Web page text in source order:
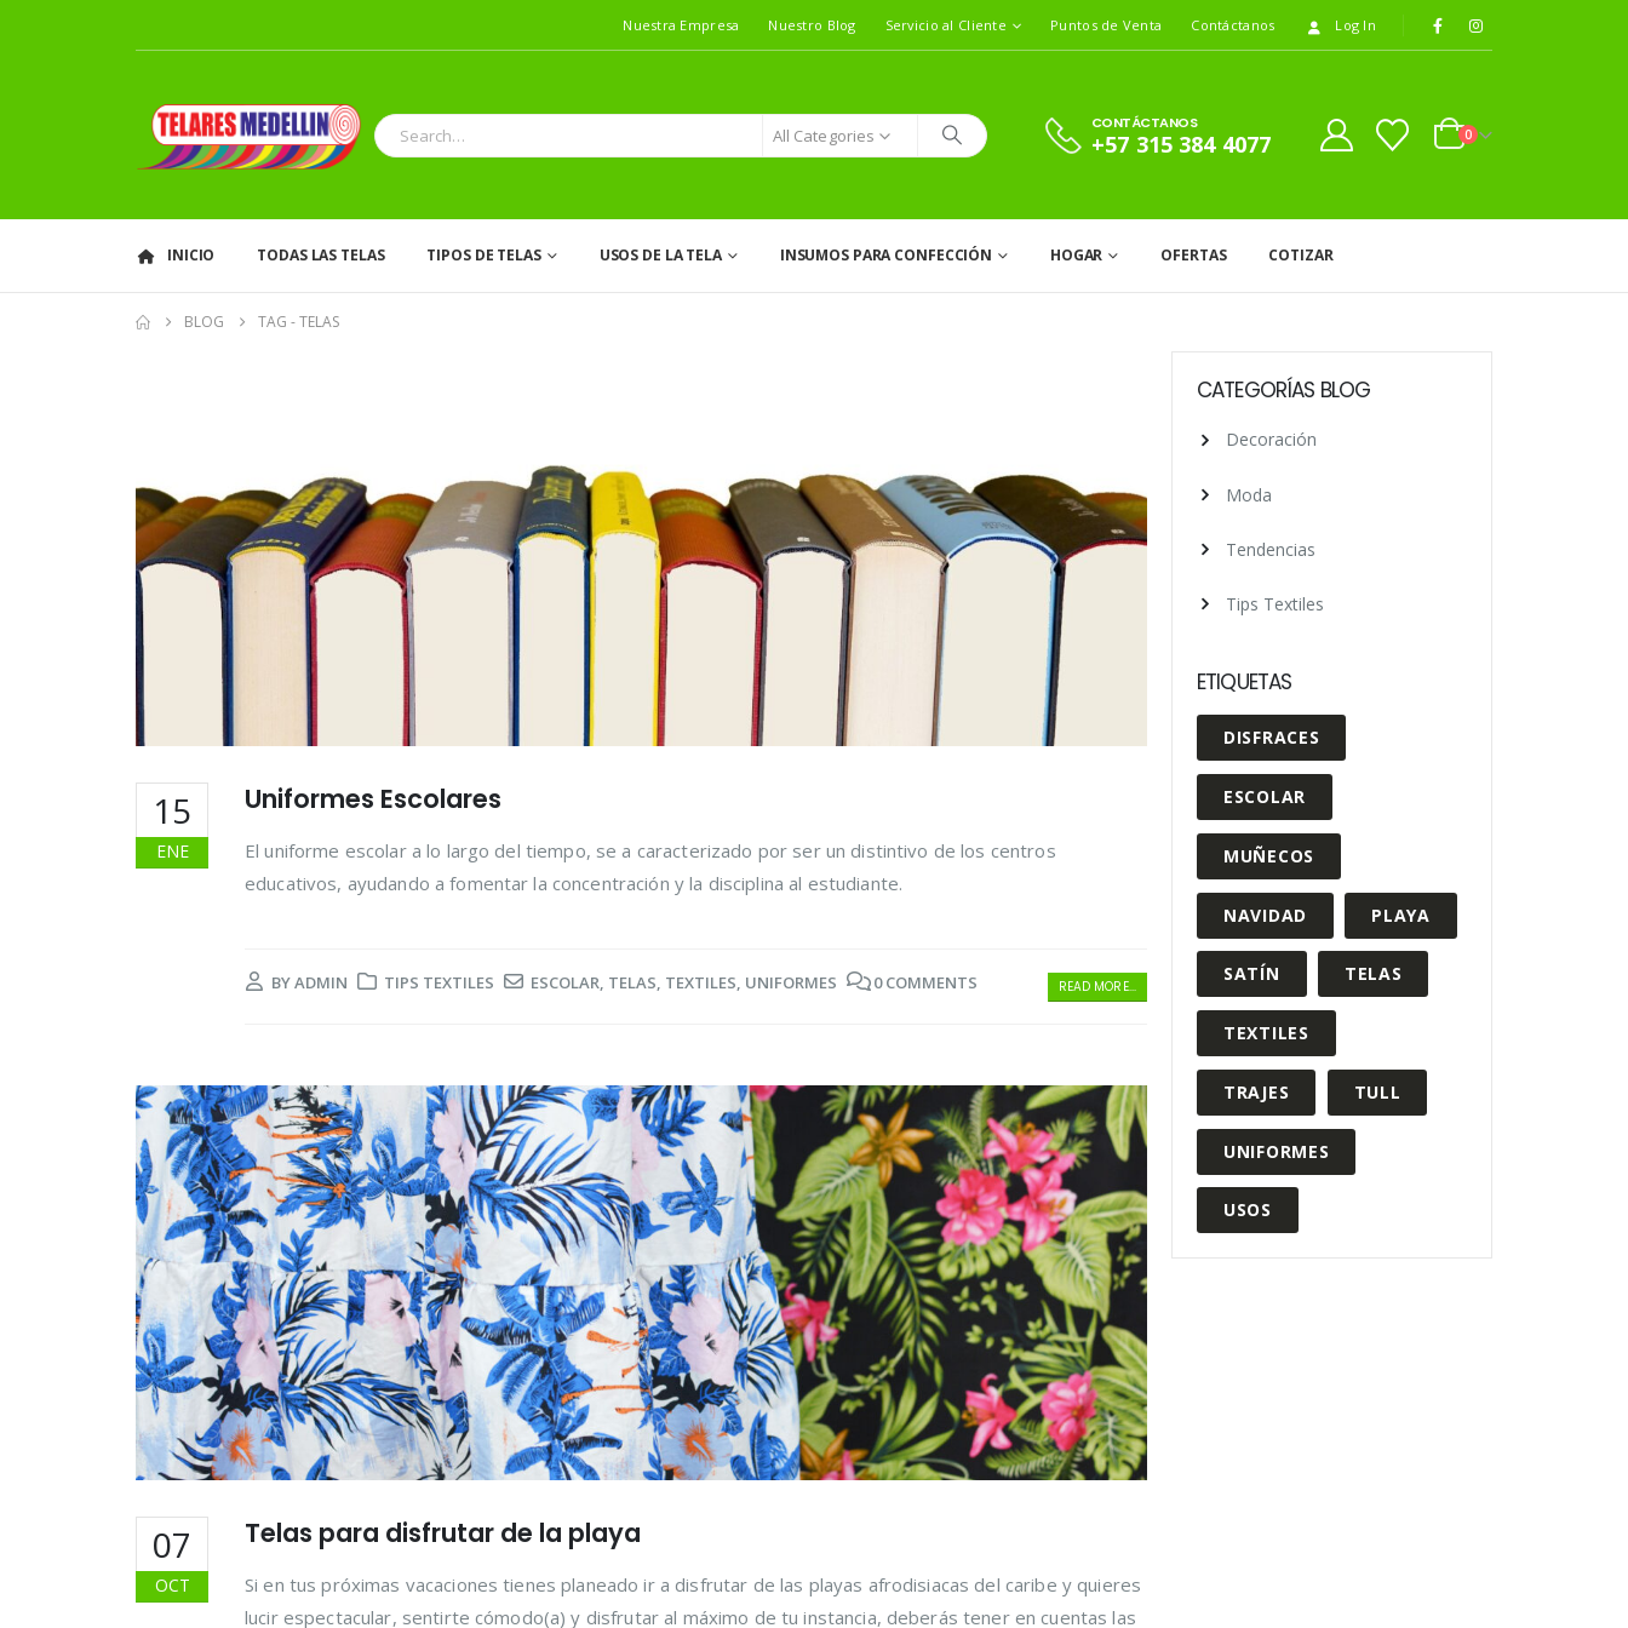
Nuestra Empresa Nuestro Blog Servicio al Cliente Puntos de Venta Contáctanos Log In
All Categories
CONTÁCTANOS
+57 315 384 4077 0
INICIO TODAS LAS TELAS TIPOS DE TELAS USOS DE LA TELA INSUMOS PARA CONFECCIÓN HOGAR OFERTAS COTIZAR
BLOG TAG -TELAS
15
ENE
Uniformes Escolares
El uniforme escolar a lo largo del tiempo, se a caracterizado por ser un distintivo de los centros
educativos, ayudando a fomentar la concentración y la disciplina al estudiante.
BYADMIN TIPS TEXTILES ESCOLAR, TELAS, TEXTILES, UNIFORMES 0 COMMENTS READ MORE...
07
OCT
Telas para disfrutar de la playa
Si en tus próximas vacaciones tienes planeado ir a disfrutar de las playas afrodisiacas del caribe y quieres
lucir espectacular, sentirte cómodo(a) y disfrutar al máximo de tu instancia, deberás tener en cuentas las
CATEGORÍAS BLOG
Decoración
Moda
Tendencias
Tips Textiles
ETIQUETAS
DISFRACES
ESCOLAR
MUÑECOS
NAVIDAD PLAYA
SATÍN TELAS
TEXTILES
TRAJES TULL
UNIFORMES
USOS